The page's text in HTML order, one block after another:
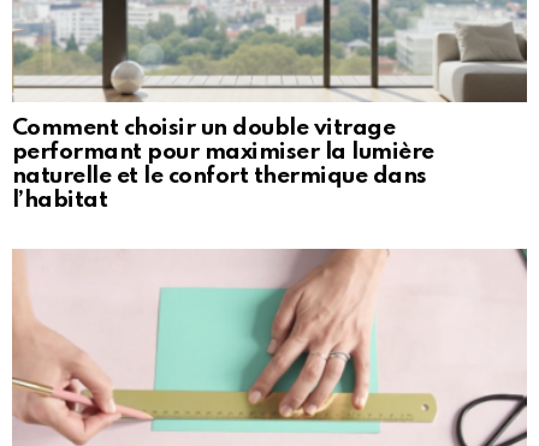
Comment choisir un double vitrage
performant pour maximiser la lumière
naturelle et le confort thermique dans
l’habitat